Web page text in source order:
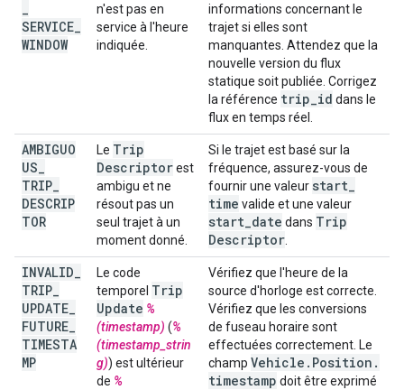
SERVICE
WINDOW
n'est pas en
service à l'heure
indiquée.
informations concernant le
trajet si elles sont
manquantes. Attendez que la
nouvelle version du flux
statique soit publiée. Corrigez
la référence trip id dans le
flux en temps réel.
AMBIGUO
US
TRIP
DESCRIP
TOR
Le Trip
Descriptorest
ambigu et ne
résout pas un
seul trajet à un
moment donné.
Si le trajet est basé sur la
fréquence, assurez-vous de
fournir une valeur start
time valide et une valeur
start date dans Trip
Descriptor
INVALID
TRIP
UPDATE
FUTURE
TIMESTA
MP
Le code
temporel Trip
Update %
(timestamp) (%
(timestamp_strin
g)) est ultérieur
de %
Vérifiez que l'heure de la
source d'horloge est correcte.
Vérifiez que les conversions
de fuseau horaire sont
effectuées correctement. Le
champ Vehicle . Position .
timestamp doit être exprimé